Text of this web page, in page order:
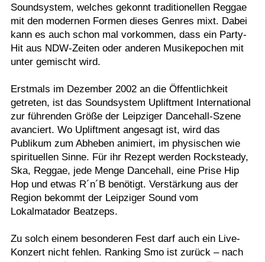
Soundsystem, welches gekonnt traditionellen Reggae
mit den modernen Formen dieses Genres mixt. Dabei
kann es auch schon mal vorkommen, dass ein Party-
Hit aus NDW-Zeiten oder anderen Musikepochen mit
unter gemischt wird.
Erstmals im Dezember 2002 an die Öffentlichkeit
getreten, ist das Soundsystem Upliftment International
zur führenden Größe der Leipziger Dancehall-Szene
avanciert. Wo Upliftment angesagt ist, wird das
Publikum zum Abheben animiert, im physischen wie
spirituellen Sinne. Für ihr Rezept werden Rocksteady,
Ska, Reggae, jede Menge Dancehall, eine Prise Hip
Hop und etwas R´n´B benötigt. Verstärkung aus der
Region bekommt der Leipziger Sound vom
Lokalmatador Beatzeps.
Zu solch einem besonderen Fest darf auch ein Live-
Konzert nicht fehlen. Ranking Smo ist zurück – nach